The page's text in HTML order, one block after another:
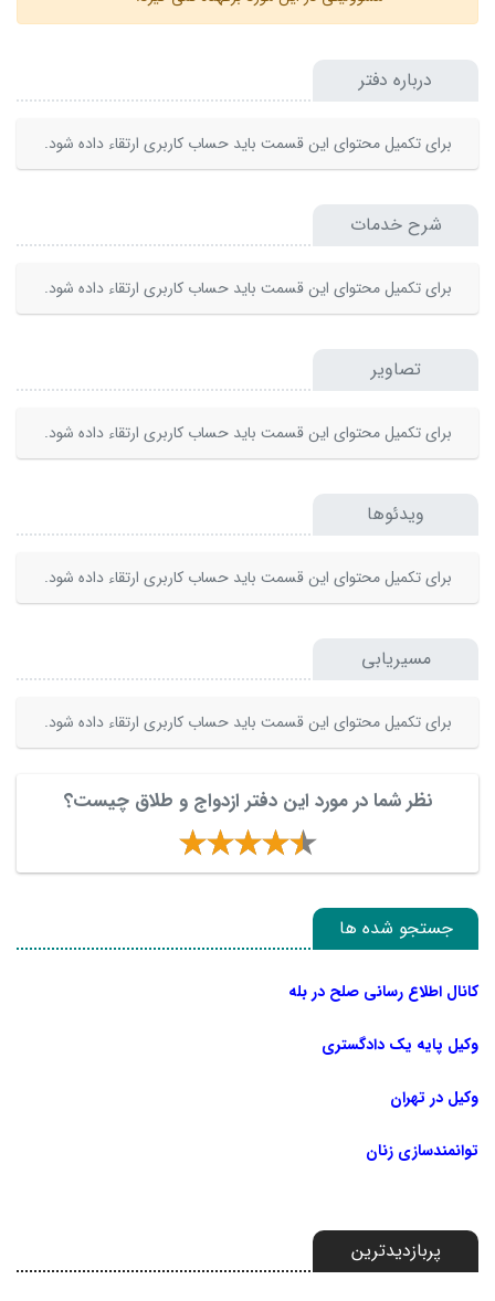
درباره دفتر
برای تکمیل محتوای این قسمت باید حساب کاربری ارتقاء داده شود.
شرح خدمات
برای تکمیل محتوای این قسمت باید حساب کاربری ارتقاء داده شود.
تصاویر
برای تکمیل محتوای این قسمت باید حساب کاربری ارتقاء داده شود.
ویدئوها
برای تکمیل محتوای این قسمت باید حساب کاربری ارتقاء داده شود.
مسیریابی
برای تکمیل محتوای این قسمت باید حساب کاربری ارتقاء داده شود.
نظر شما در مورد این دفتر ازدواج و طلاق چیست؟
جستجو شده ها
کانال اطلاع رسانی صلح در بله
وکیل پایه یک دادگستری
وکیل در تهران
توانمندسازی زنان
پربازدیدترین